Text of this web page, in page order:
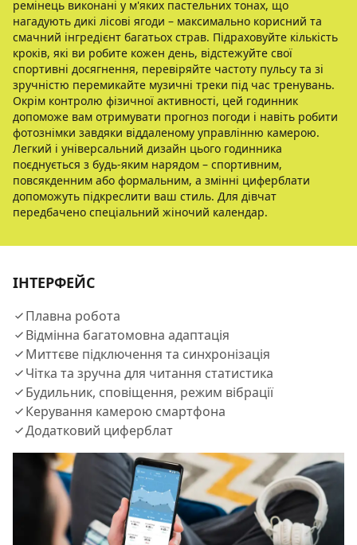
ремінець виконані у м'яких пастельних тонах, що
нагадують дикі лісові ягоди – максимально корисний та
смачний інгредієнт багатьох страв. Підраховуйте кількість
кроків, які ви робите кожен день, відстежуйте свої
спортивні досягнення, перевіряйте частоту пульсу та зі
зручністю перемикайте музичні треки під час тренувань.
Окрім контролю фізичної активності, цей годинник
допоможе вам отримувати прогноз погоди і навіть робити
фотознімки завдяки віддаленому управлінню камерою.
Легкий і універсальний дизайн цього годинника
поєднується з будь-яким нарядом – спортивним,
повсякденним або формальним, а змінні циферблати
допоможуть підкреслити ваш стиль. Для дівчат
передбачено спеціальний жіночий календар.
ІНТЕРФЕЙС
Плавна робота
Відмінна багатомовна адаптація
Миттєве підключення та синхронізація
Чітка та зручна для читання статистика
Будильник, сповіщення, режим вібрації
Керування камерою смартфона
Додатковий циферблат